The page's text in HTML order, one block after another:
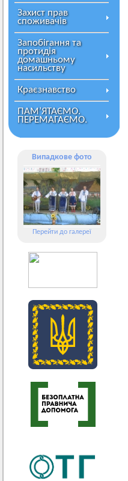
Захист прав
споживачів
Запобігання та
протидія
домашньому
насильству
Краєзнавство
ПАМ’ЯТАЄМО.
ПЕРЕМАГАЄМО.
Випадкове фото
Перейти до галереї